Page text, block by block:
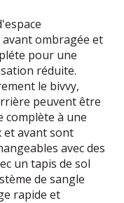
ombragée et
pour une
réduite.
le bivvy,
peuvent être
à une
et avant sont
avec des
un tapis de sol
de sangle
rapide et